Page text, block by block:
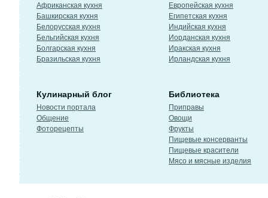
Африканская кухня
Башкирская кухня
Белорусская кухня
Бельгийская кухня
Болгарская кухня
Бразильская кухня
Европейская кухня
Египетская кухня
Индийская кухня
Иорданская кухня
Иракская кухня
Ирландская кухня
Кулинарный блог
Новости портала
Общение
Фоторецепты
Библиотека
Приправы
Овощи
Фрукты
Пищевые консерванты
Пищевые красители
Мясо и мясные изделия